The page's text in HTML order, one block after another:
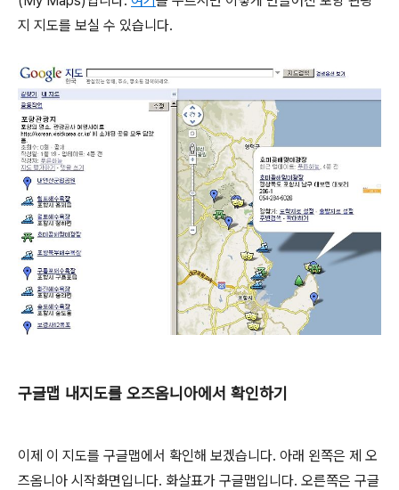
지 지도를 보실 수 있습니다.
구글맵 내지도를 오즈옴니아에서 확인하기
이제 이 지도를 구글맵에서 확인해 보겠습니다. 아래 왼쪽은 제 오
즈옴니아 시작화면입니다. 화살표가 구글맵입니다. 오른쪽은 구글